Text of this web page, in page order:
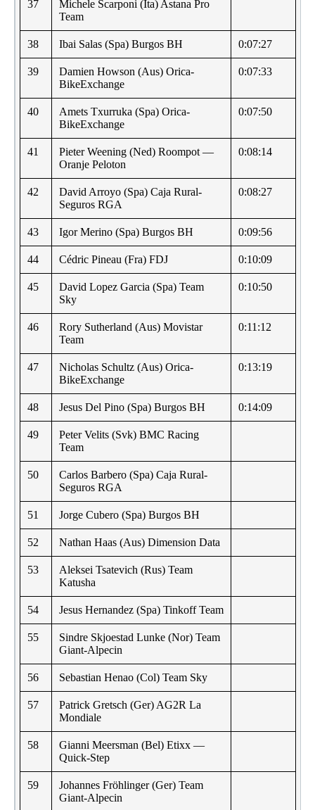
37
Michele Scarponi (Ita) Astana Pro
Team
38 Ibai Salas (Spa) Burgos BH 0:07:27
39
Damien Howson (Aus) Orica-
BikeExchange
0:07:33
40
Amets Txurruka (Spa) Orica-
BikeExchange
0:07:50
41
Pieter Weening (Ned) Roompot —
Oranje Peloton
0:08:14
42
David Arroyo (Spa) Caja Rural-
Seguros RGA
0:08:27
43 Igor Merino (Spa) Burgos BH 0:09:56
44 Cédric Pineau (Fra) FDJ 0:10:09
45
David Lopez Garcia (Spa) Team
Sky
0:10:50
46
Rory Sutherland (Aus) Movistar
Team
0:11:12
47
Nicholas Schultz (Aus) Orica-
BikeExchange
0:13:19
48 Jesus Del Pino (Spa) Burgos BH 0:14:09
49
Peter Velits (Svk) BMC Racing
Team
50
Carlos Barbero (Spa) Caja Rural-
Seguros RGA
51 Jorge Cubero (Spa) Burgos BH
52 Nathan Haas (Aus) Dimension Data
53
Aleksei Tsatevich (Rus) Team
Katusha
54 Jesus Hernandez (Spa) Tinkoff Team
55
Sindre Skjoestad Lunke (Nor) Team
Giant-Alpecin
56 Sebastian Henao (Col) Team Sky
57
Patrick Gretsch (Ger) AG2R La
Mondiale
58
Gianni Meersman (Bel) Etixx —
Quick-Step
59
Johannes Fröhlinger (Ger) Team
Giant-Alpecin